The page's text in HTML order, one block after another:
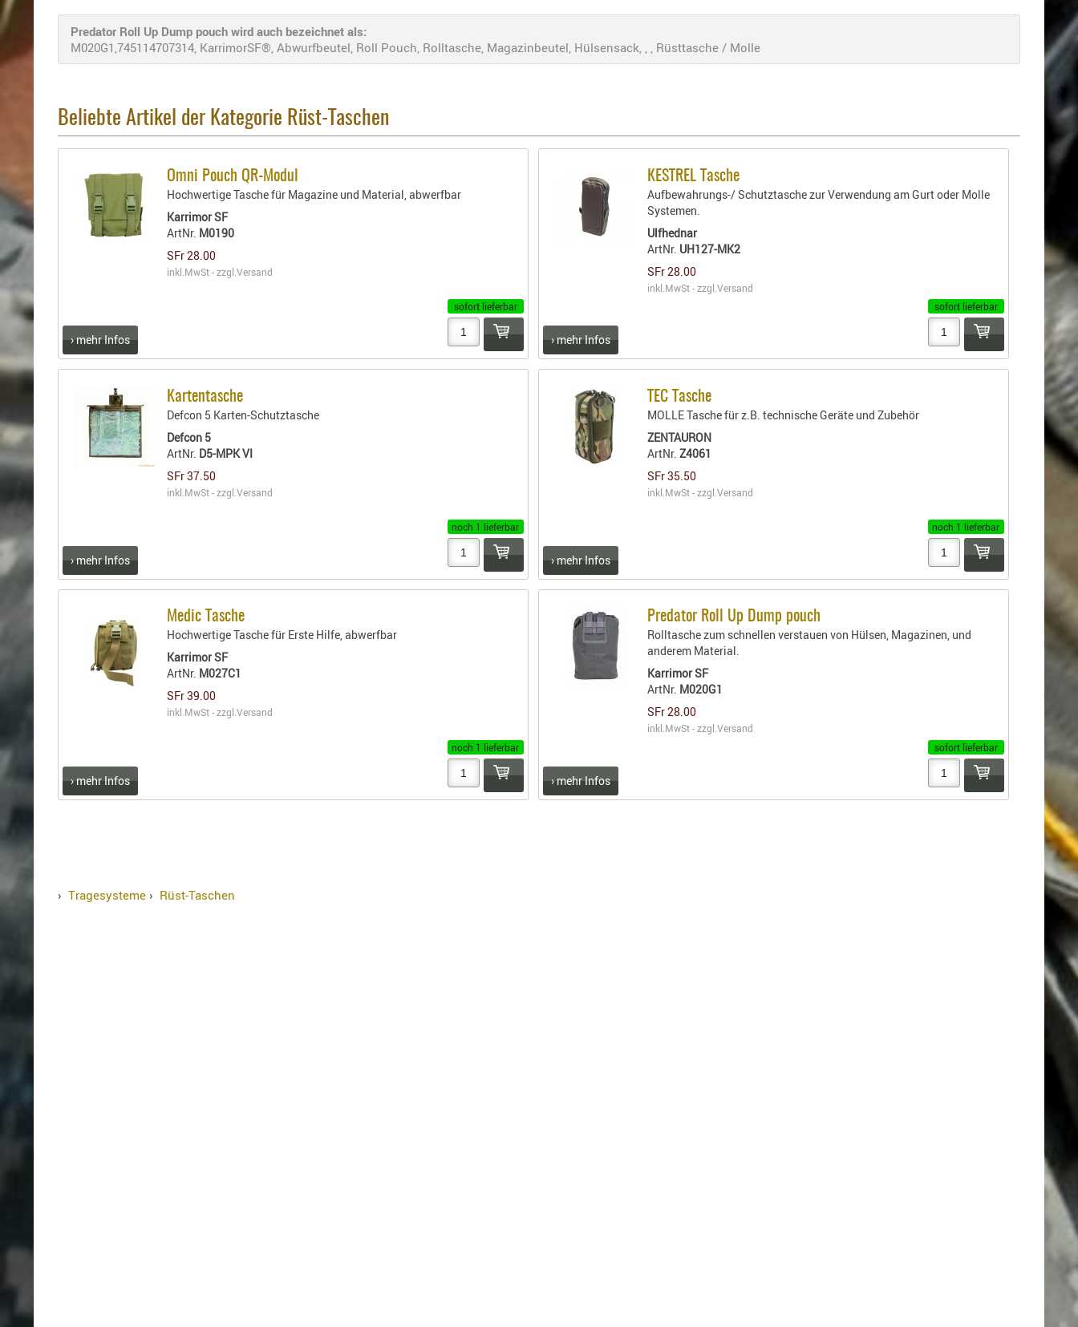
Predator Roll Up Dump pouch wird auch bezeichnet als:
M020G1,745114707314, KarrimorSF®, Abwurfbeutel, Roll Pouch, Rolltasche, Magazinbeutel, Hülsensack, , , Rüsttasche / Molle
Beliebte Artikel der Kategorie Rüst-Taschen
Omni Pouch QR-Modul
Hochwertige Tasche für Magazine und Material, abwerfbar
Karrimor SF
ArtNr. M0190
SFr 28.00
inkl.MwSt - zzgl.Versand
sofort lieferbar
› mehr Infos
KESTREL Tasche
Aufbewahrungs-/ Schutztasche zur Verwendung am Gurt oder Molle
Systemen.
Ulfhednar
ArtNr. UH127-MK2
SFr 28.00
inkl.MwSt - zzgl.Versand
sofort lieferbar
› mehr Infos
Kartentasche
Defcon 5 Karten-Schutztasche
Defcon 5
ArtNr. D5-MPK VI
SFr 37.50
inkl.MwSt - zzgl.Versand
noch 1 lieferbar
› mehr Infos
TEC Tasche
MOLLE Tasche für z.B. technische Geräte und Zubehör
ZENTAURON
ArtNr.Z4061
SFr 35.50
inkl.MwSt - zzgl.Versand
noch 1 lieferbar
› mehr Infos
Medic Tasche
Hochwertige Tasche für Erste Hilfe, abwerfbar
Karrimor SF
ArtNr. M027C1
SFr 39.00
inkl.MwSt - zzgl.Versand
noch 1 lieferbar
› mehr Infos
Predator Roll Up Dump pouch
Rolltasche zum schnellen verstauen von Hülsen, Magazinen, und
anderem Material.
Karrimor SF
ArtNr. M020G1
SFr 28.00
inkl.MwSt - zzgl.Versand
sofort lieferbar
› mehr Infos
› Tragesysteme › Rüst-Taschen